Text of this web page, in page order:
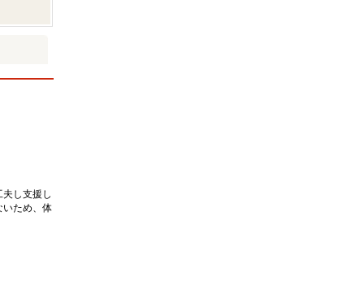
し支援し
いため、体